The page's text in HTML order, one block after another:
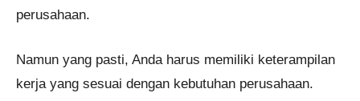
perusahaan.
Namun yang pasti, Anda harus memiliki keterampilan
kerja yang sesuai dengan kebutuhan perusahaan.